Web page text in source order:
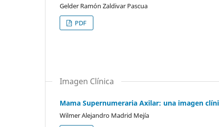
Gelder Ramón Zaldivar Pascua
PDF
Imagen Clínica
Mama Supernumeraria Axilar: una imagen
Wilmer Alejandro Madrid Mejía